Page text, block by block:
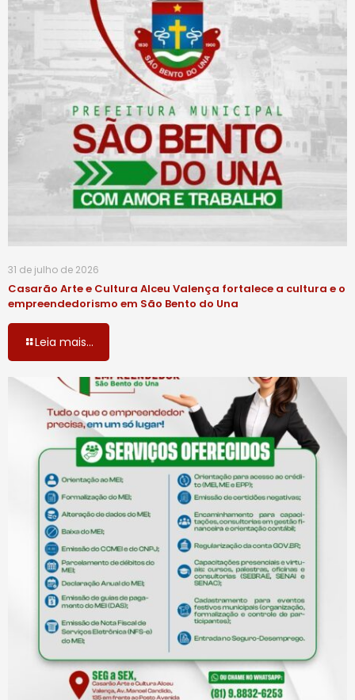
31 de julho de 2026
Casarão Arte e Cultura Alceu Valença fortalece a cultura e o
empreendedorismo em São Bento do Una
Leia mais...